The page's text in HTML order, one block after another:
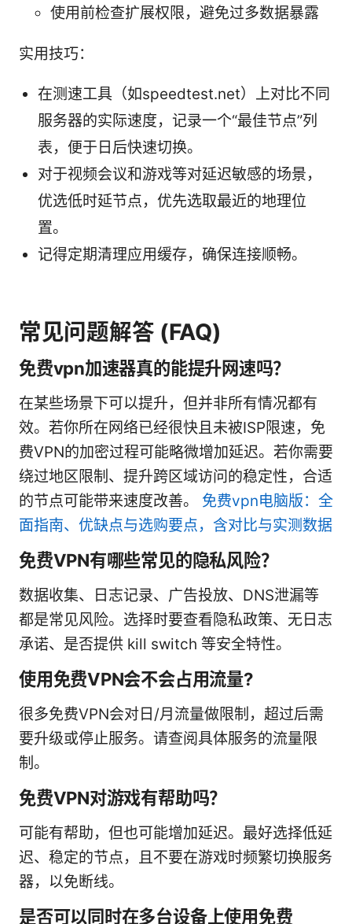
使用前检查扩展权限，避免过多数据暴露
实用技巧：
在测速工具（如speedtest.net）上对比不同
服务器的实际速度，记录一个“最佳节点”列
表，便于日后快速切换。
对于视频会议和游戏等对延迟敏感的场景，
优选低时延节点，优先选取最近的地理位
置。
记得定期清理应用缓存，确保连接顺畅。
常见问题解答 (FAQ)
免费vpn加速器真的能提升网速吗？
在某些场景下可以提升，但并非所有情况都有
效。若你所在网络已经很快且未被ISP限速，免
费VPN的加密过程可能略微增加延迟。若你需要
绕过地区限制、提升跨区域访问的稳定性，合适
的节点可能带来速度改善。 免费vpn电脑版：全
面指南、优缺点与选购要点，含对比与实测数据
免费VPN有哪些常见的隐私风险？
数据收集、日志记录、广告投放、DNS泄漏等
都是常见风险。选择时要查看隐私政策、无日志
承诺、是否提供 kill switch 等安全特性。
使用免费VPN会不会占用流量?
很多免费VPN会对日/月流量做限制，超过后需
要升级或停止服务。请查阅具体服务的流量限
制。
免费VPN对游戏有帮助吗？
可能有帮助，但也可能增加延迟。最好选择低延
迟、稳定的节点，且不要在游戏时频繁切换服务
器，以免断线。
是否可以同时在多台设备上使用免费